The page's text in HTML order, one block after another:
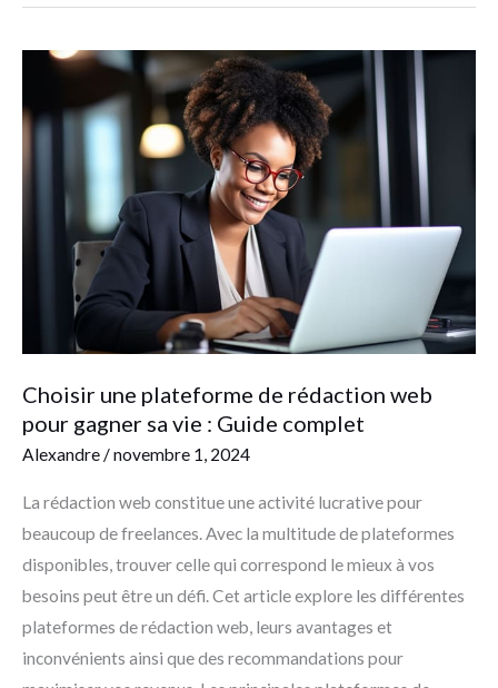
Choisir une plateforme de rédaction web
pour gagner sa vie : Guide complet
Alexandre/novembre 1, 2024
La rédaction web constitue une activité lucrative pour
beaucoup de freelances. Avec la multitude de plateformes
disponibles, trouver celle qui correspond le mieux à vos
besoins peut être un défi. Cet article explore les différentes
plateformes de rédaction web, leurs avantages et
inconvénients ainsi que des recommandations pour
Choisir
plateforme
gagner
Guide
complet